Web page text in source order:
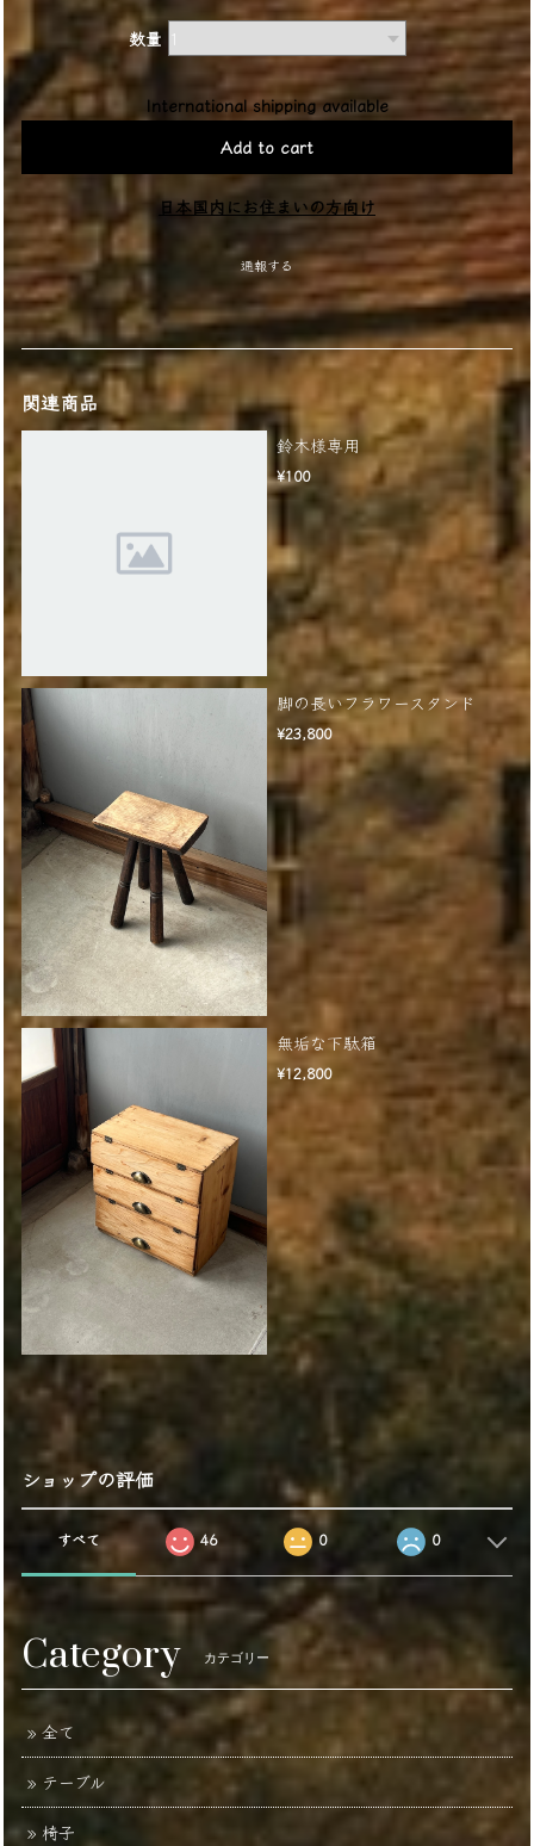
数量
International shipping available
Add to cart
日本国内にお住まいの方向け
通報する
関連商品
鈴木様専用
¥100
脚の長いフラワースタンド
¥23,800
無垢な下駄箱
¥12,800
ショップの評価
すべて 46 0 0
Category カテゴリー
全て
テーブル
椅子